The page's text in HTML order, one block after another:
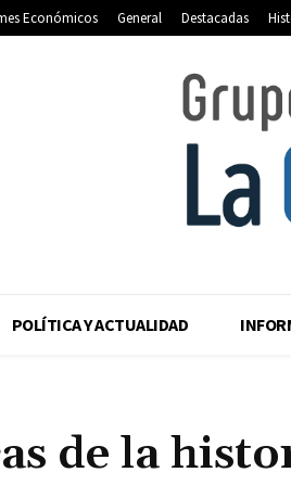
Económicos General Destacadas
POLÍTICA Y ACTUALIDAD
de la